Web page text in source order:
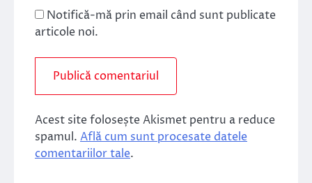
Notifică-mă prin email când sunt publicate
articole noi.
Acest site folosește Akismet pentru a reduce
spamul. Află cum sunt procesate datele
comentariilor tale.